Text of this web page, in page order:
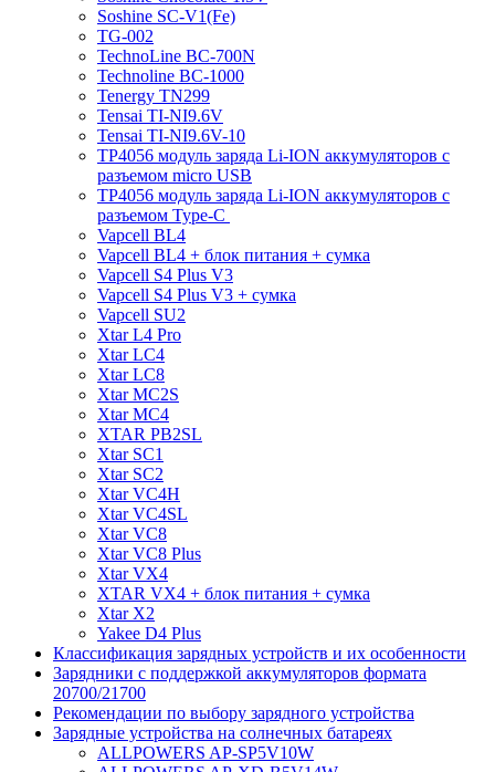
Soshine SC-V1(Fe)
TG-002
TechnoLine BC-700N
Technoline BC-1000
Tenergy TN299
Tensai TI-NI9.6V
Tensai TI-NI9.6V-10
TP4056 модуль заряда Li-ION аккумуляторов с
разъемом micro USB
TP4056 модуль заряда Li-ION аккумуляторов с
разъемом Type-C
Vapcell BL4
Vapcell BL4 + блок питания + сумка
Vapcell S4 Plus V3
Vapcell S4 Plus V3 + сумка
Vapcell SU2
Xtar L4 Pro
Xtar LC4
Xtar LC8
Xtar MC2S
Xtar MC4
XTAR PB2SL
Xtar SC1
Xtar SC2
Xtar VC4H
Xtar VC4SL
Xtar VC8
Xtar VC8 Plus
Xtar VX4
XTAR VX4 + блок питания + сумка
Xtar X2
Yakee D4 Plus
Классификация зарядных устройств и их особенности
Зарядники с поддержкой аккумуляторов формата
20700/21700
Рекомендации по выбору зарядного устройства
Зарядные устройства на солнечных батареях
ALLPOWERS AP-SP5V10W